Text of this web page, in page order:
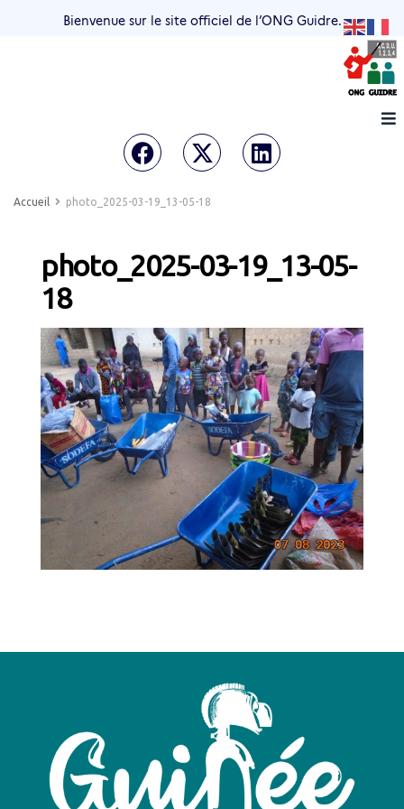
Bienvenue sur le site officiel de l’ONG Guidre.
Accueil photo_2025-03-19_13-05-18
photo_2025-03-19_13-05-
18